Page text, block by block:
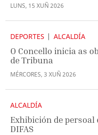
LUNS, 15 XUÑ 2026
DEPORTES ALCALDÍA
O Concello inicia as
de Tribuna
MÉRCORES, 3 XUÑ 2026
ALCALDÍA
Exhibición de
DIFAS